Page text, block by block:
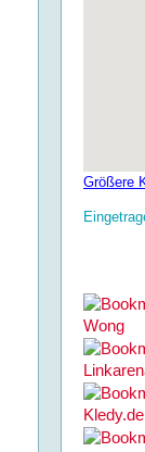
Größere